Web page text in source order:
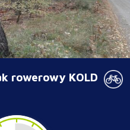
rowerowy KOLD